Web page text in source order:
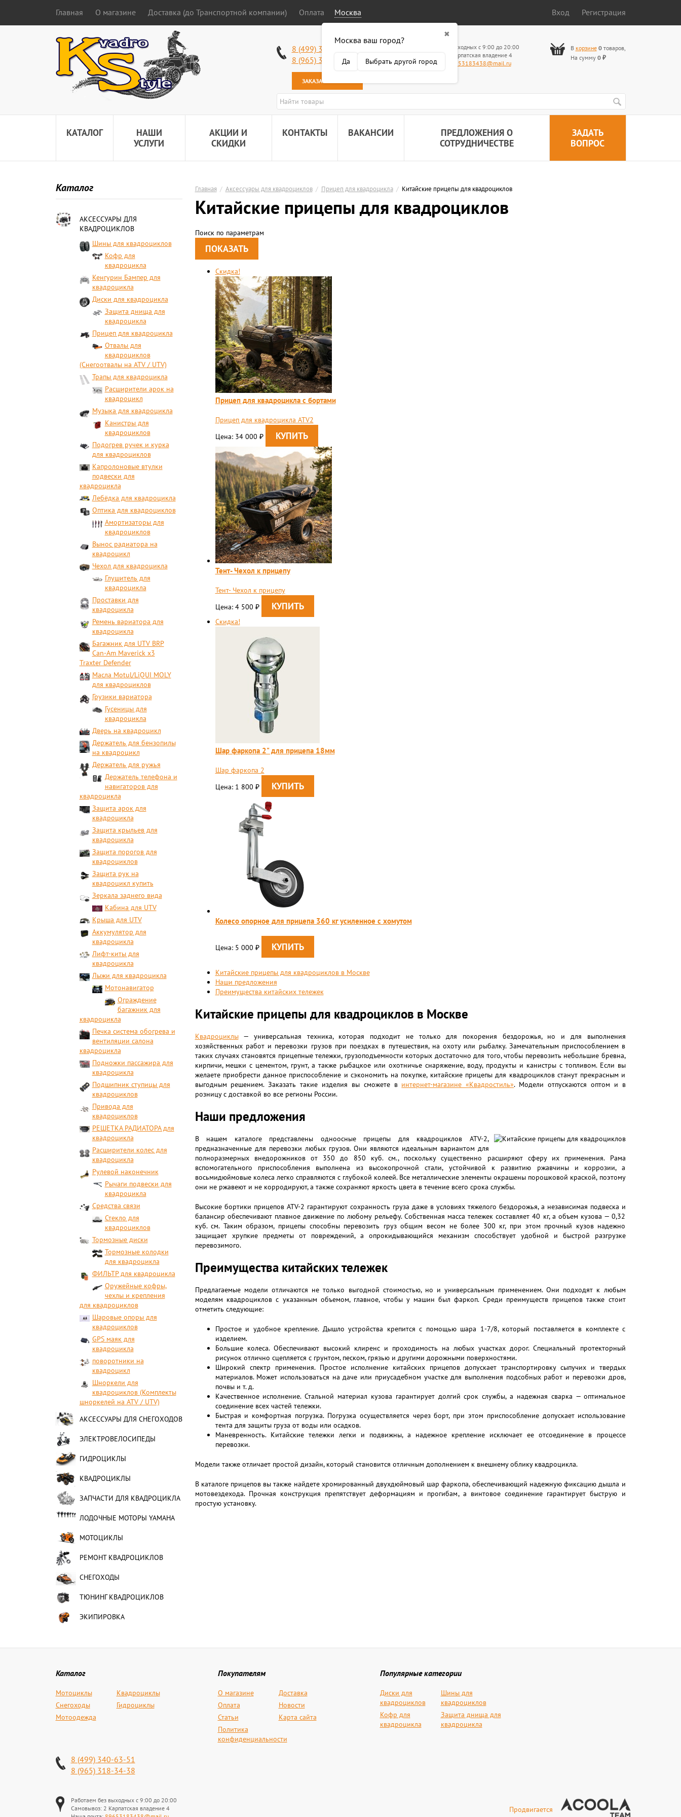
Главная О магазине Доставка (до Транспортной компании) Оплата Москва
✖
Москва ваш город?
Да Выбрать другой город
Вход Регистрация
8 (499) 340-63-51
8 (965) 318-34-38
ЗАКАЗАТЬ ЗВОНОК
Работаем без выходных с 9:00 до 20:00
Самовывоз: 2 Карпатская владение 4
Наша почта:
89653183438@mail.ru
В корзине 0товаров,
На сумму 0 ₽
КАТАЛОГ
НАШИ
УСЛУГИ
АКЦИИ И
СКИДКИ
КОНТАКТЫ ВАКАНСИИ
ПРЕДЛОЖЕНИЯ О
СОТРУДНИЧЕСТВЕ
ЗАДАТЬ
ВОПРОС
Каталог
АКСЕССУАРЫ ДЛЯ
КВАДРОЦИКЛОВ
Шины для квадроциклов
Кофр для
квадроцикла
Кенгурин Бампер для
квадроцикла
Диски для квадроцикла
Защита днища для
квадроцикла
Прицеп для квадроцикла
Отвалы для
квадроциклов
(Снегоотвалы на ATV / UTV)
Трапы для квадроцикла
Расширители арок на
квадроцикл
Музыка для квадроцикла
Канистры для
квадроциклов
Подогрев ручек и курка
для квадроциклов
Капролоновые втулки
подвески для
квадроцикла
Лебёдка для квадроцикла
Оптика для квадроциклов
Амортизаторы для
квадроциклов
Вынос радиатора на
квадроцикл
Чехол для квадроцикла
Глушитель для
квадроцикла
Проставки для
квадроцикла
Ремень вариатора для
квадроцикла
Багажник для UTV BRP
Can-Am Maverick x3
Traxter Defender
Масла Motul/LiQUI MOLY
для квадроциклов
Грузики вариатора
Гусеницы для
квадроцикла
Дверь на квадроцикл
Держатель для бензопилы
на квадроцикл
Держатель для ружья
Держатель телефона и
навигаторов для
квадроцикла
Защита арок для
квадроцикла
Защита крыльев для
квадроцикла
Защита порогов для
квадроциклов
Защита рук на
квадроцикл купить
Зеркала заднего вида
Кабина для UTV
Крыша для UTV
Аккумулятор для
квадроцикла
Лифт-киты для
квадроцикла
Лыжи для квадроцикла
Мотонавигатор
Ограждение
багажник для
квадроцикла
Печка система обогрева и
вентиляции салона
квадроцикла
Подножки пассажира для
квадроцикла
Подшипник ступицы для
квадроциклов
Привода для
квадроциклов
РЕШЕТКА РАДИАТОРА для
квадроцикла
Расширители колес для
квадроцикла
Рулевой наконечник
Рычаги подвески для
квадроцикла
Средства связи
Стекло для
квадроциклов
Тормозные диски
Тормозные колодки
для квадроцикла
ФИЛЬТР для квадроцикла
Оружейные кофры,
чехлы и крепления
для квадроциклов
Шаровые опоры для
квадроциклов
GPS маяк для
квадроцикла
поворотники на
квадроцикл
Шноркели для
квадроциклов (Комплекты
шноркелей на ATV / UTV)
АКСЕССУАРЫ ДЛЯ СНЕГОХОДОВ
ЭЛЕКТРОВЕЛОСИПЕДЫ
ГИДРОЦИКЛЫ
КВАДРОЦИКЛЫ
ЗАПЧАСТИ ДЛЯ КВАДРОЦИКЛА
ЛОДОЧНЫЕ МОТОРЫ YAMAHA
МОТОЦИКЛЫ
РЕМОНТ КВАДРОЦИКЛОВ
СНЕГОХОДЫ
ТЮНИНГ КВАДРОЦИКЛОВ
ЭКИПИРОВКА
Главная / Аксессуары для квадроциклов / Прицеп для квадроцикла / Китайские прицепы для квадроциклов
Китайские прицепы для квадроциклов
Поиск по параметрам
Скидка!
Прицеп для квадроцикла с бортами
Прицеп для квадроцикла ATV2
Цена: 34 000 ₽
Тент- Чехол к прицепу
Тент- Чехол к прицепу
Цена: 4 500 ₽
Скидка!
Шар фаркопа 2" для прицепа 18мм
Шар фаркопа 2
Цена: 1 800 ₽
Колесо опорное для прицепа 360 кг усиленное с хомутом
Цена: 5 000 ₽
Китайские прицепы для квадроциклов в Москве
Наши предложения
Преимущества китайских тележек
Китайские прицепы для квадроциклов в Москве
Квадроциклы— универсальная техника, которая подходит не только для покорения бездорожья, но и для выполнения
хозяйственных работ и перевозки грузов при поездках в путешествия, на охоту или рыбалку. Замечательным приспособлением в
таких случаях становятся прицепные тележки, грузоподъемности которых достаточно для того, чтобы перевозить небольшие бревна,
кирпичи, мешки с цементом, грунт, а также рыбацкое или охотничье снаряжение, воду, продукты и канистры с топливом. Если вы
желаете приобрести данное приспособление и сэкономить на покупке, китайские прицепы для квадроциклов станут прекрасным и
выгодным решением. Заказать такие изделия вы сможете в интернет-магазине «Квадростиль». Модели отпускаются оптом и в
розницу с доставкой во все регионы России.
Наши предложения
В нашем каталоге представлены одноосные прицепы для квадроциклов ATV-2,
предназначенные для перевозки любых грузов. Они являются идеальным вариантом для
полноразмерных внедорожников от 350 до 850 куб. см., поскольку существенно расширяют сферу их применения. Рама
вспомогательного приспособления выполнена из высокопрочной стали, устойчивой к развитию ржавчины и коррозии, а
восьмидюймовые колеса легко справляются с глубокой колеей. Все металлические элементы окрашены порошковой краской, поэтому
они не ржавеют и не корродируют, а также сохраняют яркость цвета в течение всего срока службы.
Высокие бортики прицепов ATV-2 гарантируют сохранность груза даже в условиях тяжелого бездорожья, а независимая подвеска и
балансир обеспечивают плавное движение по любому рельефу. Собственная масса тележек составляет 40 кг, а объем кузова — 0,32
куб. см. Таким образом, прицепы способны перевозить груз общим весом не более 300 кг, при этом прочный кузов надежно
защищает хрупкие предметы от повреждений, а опрокидывающийся механизм способствует удобной и быстрой разгрузке
перевозимого.
Преимущества китайских тележек
Предлагаемые модели отличаются не только выгодной стоимостью, но и универсальным применением. Они подходят к любым
моделям квадроциклов с указанным объемом, главное, чтобы у машин был фаркоп. Среди преимуществ прицепов также стоит
отметить следующие:
Простое и удобное крепление. Дышло устройства крепится с помощью шара 1-7/8, который поставляется в комплекте с
изделием.
Большие колеса. Обеспечивают высокий клиренс и проходимость на любых участках дорог. Специальный протекторный
рисунок отлично сцепляется с грунтом, песком, грязью и другими дорожными поверхностями.
Широкий спектр применения. Простое исполнение китайских прицепов допускает транспортировку сыпучих и твердых
материалов. Может использоваться на даче или приусадебном участке для выполнения подсобных работ и перевозки дров,
почвы и т. д.
Качественное исполнение. Стальной материал кузова гарантирует долгий срок службы, а надежная сварка — оптимальное
соединение всех частей тележки.
Быстрая и комфортная погрузка. Погрузка осуществляется через борт, при этом приспособление допускает использование
тента для защиты груза от воды или осадков.
Маневренность. Китайские тележки легки и подвижны, а надежное крепление исключает ее отсоединение в процессе
перевозки.
Модели также отличает простой дизайн, который становится отличным дополнением к внешнему облику квадроцикла.
В каталоге прицепов вы также найдете хромированный двухдюймовый шар фаркопа, обеспечивающий надежную фиксацию дышла и
мотовездехода. Прочная конструкция препятствует деформациям и прогибам, а винтовое соединение гарантирует быструю и
простую установку.
Каталог
Мотоциклы
Квадроциклы
Снегоходы
Гидроциклы
Мотоодежда
Покупателям
О магазине
Доставка
Оплата
Новости
Статьи
Карта сайта
Политика
конфиденциальности
Популярные категории
Диски для
квадроциклов
Шины для
квадроциклов
Кофр для
квадроцикла
Защита днища для
квадроцикла
8 (499) 340-63-51
8 (965) 318-34-38
Работаем без выходных с 9:00 до 20:00
Самовывоз: 2 Карпатская владение 4
Продвигается